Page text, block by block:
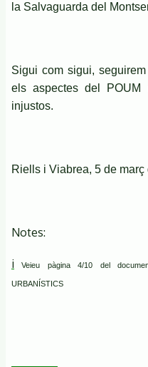
la Salvaguarda del
Sigui com sigui,
els aspectes del POUM
injustos.
Riells i Viabrea, 5 de març
Notes:
i Veieu pàgina 4/10 del
URBANÍSTICS